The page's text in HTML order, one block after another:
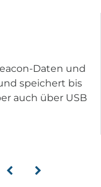
Daten und
speichert bis
auch über USB